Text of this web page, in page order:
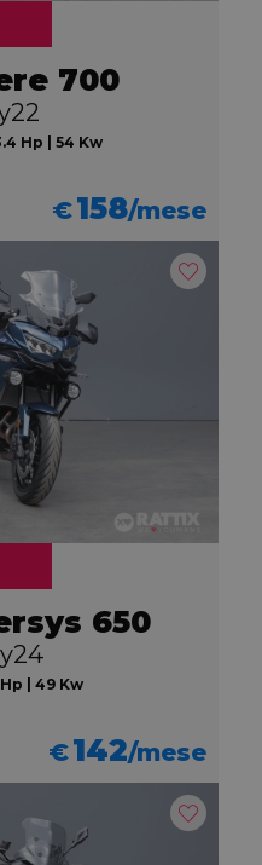
700
Hp | 54 Kw
€158/mese
650
| 49 Kw
€142/mese